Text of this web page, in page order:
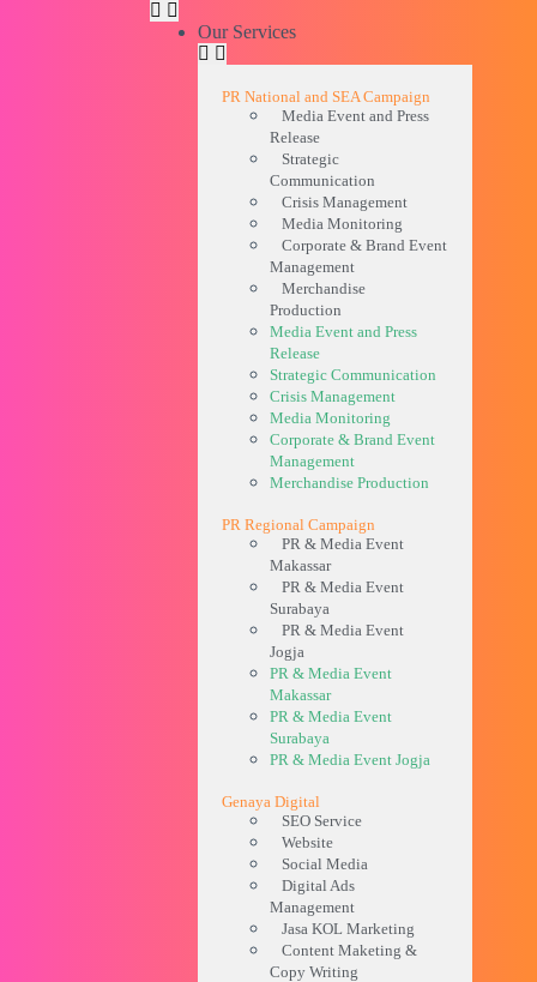
Our Services
PR National and SEA Campaign
Media Event and Press
Release
Strategic
Communication
Crisis Management
Media Monitoring
Corporate & Brand Event
Management
Merchandise
Production
Media Event and Press
Release
Strategic Communication
Crisis Management
Media Monitoring
Corporate & Brand Event
Management
Merchandise Production
PR Regional Campaign
PR & Media Event
Makassar
PR & Media Event
Surabaya
PR & Media Event
Jogja
PR & Media Event
Makassar
PR & Media Event
Surabaya
PR & Media Event Jogja
Genaya Digital
SEO Service
Website
Social Media
Digital Ads
Management
Jasa KOL Marketing
Content Maketing &
Copy Writing